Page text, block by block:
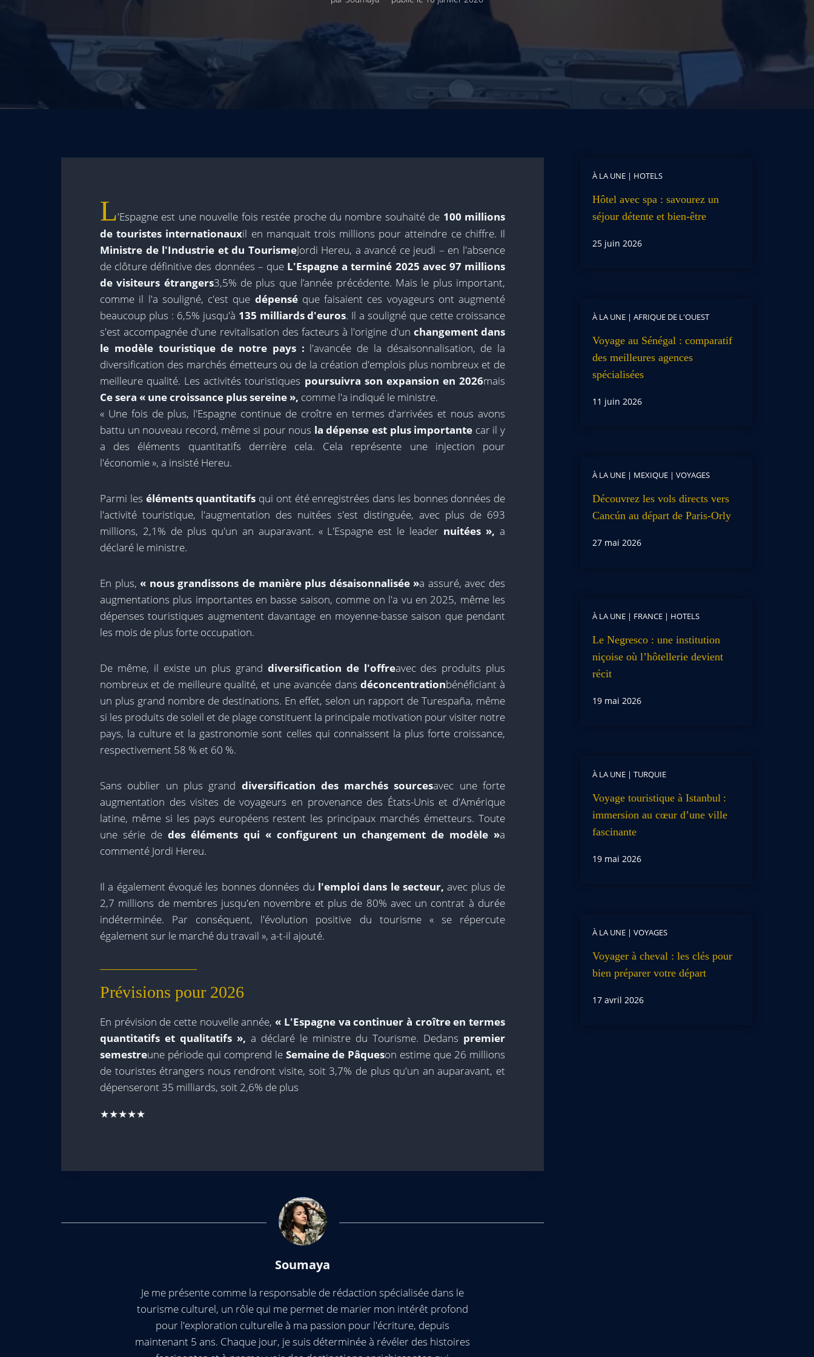
L'Espagne est une nouvelle fois restée proche du nombre souhaité de 100 millions
de touristes internationauxil en manquait trois millions pour atteindre ce chiffre. Il
Ministre de l'Industrie et du TourismeJordi Hereu, a avancé ce jeudi – en l'absence
de clôture définitive des données – que L'Espagne a terminé 2025 avec 97 millions
de visiteurs étrangers3,5% de plus que l’année précédente. Mais le plus important,
comme il l'a souligné, c'est que dépenséque faisaient ces voyageurs ont augmenté
beaucoup plus : 6,5% jusqu'à 135 milliards d'euros. Il a souligné que cette croissance
s'est accompagnée d'une revitalisation des facteurs à l'origine d'un changement dans
le modèle touristique de notre pays : l'avancée de la désaisonnalisation, de la
diversification des marchés émetteurs ou de la création d'emplois plus nombreux et de
meilleure qualité. Les activités touristiques poursuivra son expansion en 2026mais
Ce sera « une croissance plus sereine », comme l'a indiqué le ministre.
« Une fois de plus, l'Espagne continue de croître en termes d'arrivées et nous avons
battu un nouveau record, même si pour nous la dépense est plus importante car il y
a des éléments quantitatifs derrière cela. Cela représente une injection pour
l'économie », a insisté Hereu.
Parmi les éléments quantitatifs qui ont été enregistrées dans les bonnes données de
l'activité touristique, l'augmentation des nuitées s'est distinguée, avec plus de 693
millions, 2,1% de plus qu'un an auparavant. « L'Espagne est le leader nuitées », a
déclaré le ministre.
En plus, « nous grandissons de manière plus désaisonnalisée »a assuré, avec des
augmentations plus importantes en basse saison, comme on l'a vu en 2025, même les
dépenses touristiques augmentent davantage en moyenne-basse saison que pendant
les mois de plus forte occupation.
De même, il existe un plus grand diversification de l'offreavec des produits plus
nombreux et de meilleure qualité, et une avancée dans déconcentrationbénéficiant à
un plus grand nombre de destinations. En effet, selon un rapport de Turespaña, même
si les produits de soleil et de plage constituent la principale motivation pour visiter notre
pays, la culture et la gastronomie sont celles qui connaissent la plus forte croissance,
respectivement 58 % et 60 %.
Sans oublier un plus grand diversification des marchés sourcesavec une forte
augmentation des visites de voyageurs en provenance des États-Unis et d'Amérique
latine, même si les pays européens restent les principaux marchés émetteurs. Toute
une série de des éléments qui « configurent un changement de modèle »a
commenté Jordi Hereu.
Il a également évoqué les bonnes données du l'emploi dans le secteur, avec plus de
2,7 millions de membres jusqu'en novembre et plus de 80% avec un contrat à durée
indéterminée. Par conséquent, l'évolution positive du tourisme « se répercute
également sur le marché du travail », a-t-il ajouté.
Prévisions pour 2026
En prévision de cette nouvelle année, « L'Espagne va continuer à croître en termes
quantitatifs et qualitatifs », a déclaré le ministre du Tourisme. Dedans premier
semestreune période qui comprend le Semaine de Pâqueson estime que 26 millions
de touristes étrangers nous rendront visite, soit 3,7% de plus qu'un an auparavant, et
dépenseront 35 milliards, soit 2,6% de plus
★★★★★
Soumaya
Je me présente comme la responsable de rédaction spécialisée dans le
tourisme culturel, un rôle qui me permet de marier mon intérêt profond
pour l'exploration culturelle à ma passion pour l'écriture, depuis
maintenant 5 ans. Chaque jour, je suis déterminée à révéler des histoires
À LA UNE| HOTELS
Hôtel avec spa : savourez un
séjour détente et bien-être
25 juin 2026
À LA UNE| AFRIQUE DE L'OUEST
Voyage au Sénégal : comparatif
des meilleures agences
spécialisées
11 juin 2026
À LA UNE| MEXIQUE| VOYAGES
Découvrez les vols directs vers
Cancún au départ de Paris-Orly
27 mai 2026
À LA UNE| FRANCE| HOTELS
Le Negresco : une institution
niçoise où l’hôtellerie devient
récit
19 mai 2026
À LA UNE| TURQUIE
Voyage touristique à Istanbul :
immersion au cœur d’une ville
fascinante
19 mai 2026
À LA UNE| VOYAGES
Voyager à cheval : les clés pour
bien préparer votre départ
17 avril 2026